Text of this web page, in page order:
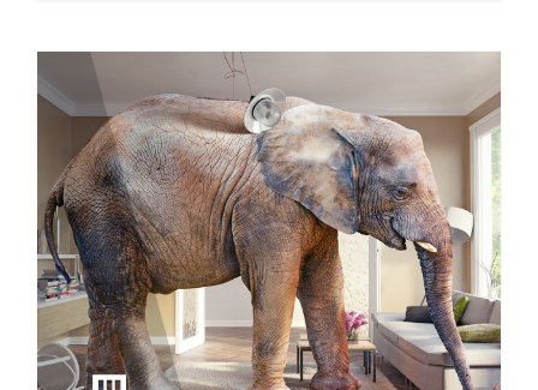
Qual é a melhor tecnologia para
manipulação de grandes
volumes de dados?